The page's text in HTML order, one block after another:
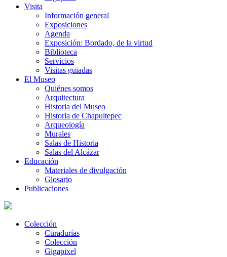
Visita
Información general
Exposiciones
Agenda
Exposición: Bordado, de la virtud
Biblioteca
Servicios
Visitas guiadas
El Museo
Quiénes somos
Arquitectura
Historia del Museo
Historia de Chapultepec
Arqueología
Murales
Salas de Historia
Salas del Alcázar
Educación
Materiales de divulgación
Glosario
Publicaciones
Colección
Curadurías
Colección
Gigapixel